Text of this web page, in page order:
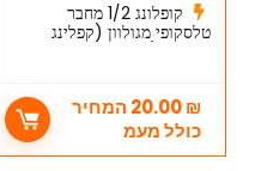
קופלונג 1/2 מחבר
טלסקופי מגולוון (קפלינג
20.00₪
המחיר
כולל מעמ